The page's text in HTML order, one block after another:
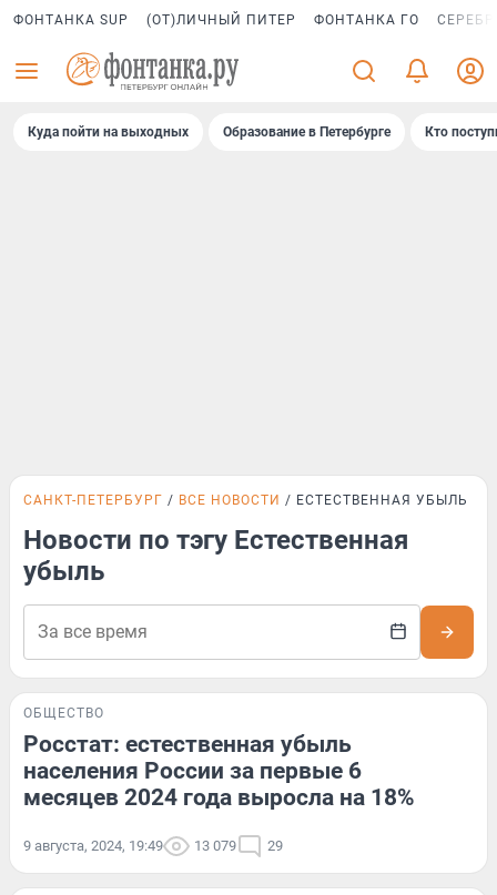
ФОНТАНКА SUP (ОТ)ЛИЧНЫЙ ПИТЕР ФОНТАНКА ГО
Куда пойти на выходных Образование в Петербурге Кто
САНКТ-ПЕТЕРБУРГ ВСЕ НОВОСТИ ЕСТЕСТВЕННАЯ УБЫЛЬ
Новости по тэгу Естественная
убыль
ОБЩЕСТВО
Росстат: естественная убыль
населения России за первые 6
месяцев 2024 года выросла на 18%
9 августа, 2024, 19:49 13 079 29